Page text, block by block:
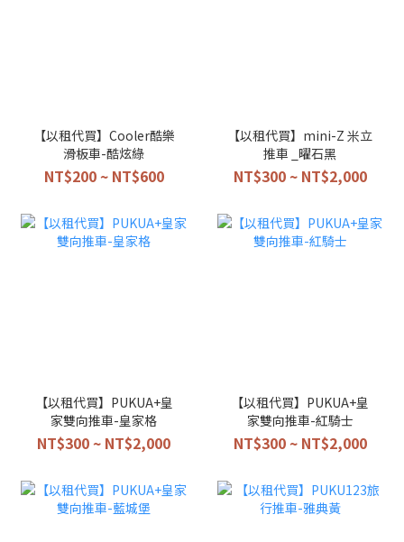
【以租代買】Cooler酷樂
滑板車-酷炫綠
NT$200 ~ NT$600
【以租代買】mini-Z 米立
推車 _曜石黑
NT$300 ~ NT$2,000
【以租代買】PUKUA+皇
家雙向推車-皇家格
NT$300 ~ NT$2,000
【以租代買】PUKUA+皇
家雙向推車-紅騎士
NT$300 ~ NT$2,000